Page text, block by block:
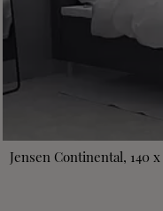
Jensen Continental, 140